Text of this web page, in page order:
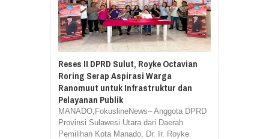
Reses II DPRD Sulut, Royke Octavian
Roring Serap Aspirasi Warga
Ranomuut untuk Infrastruktur dan
Pelayanan Publik
MANADO,FokuslineNews– Anggota DPRD
Provinsi Sulawesi Utara dari Daerah
Pemilihan Kota Manado, Dr. Ir. Royke